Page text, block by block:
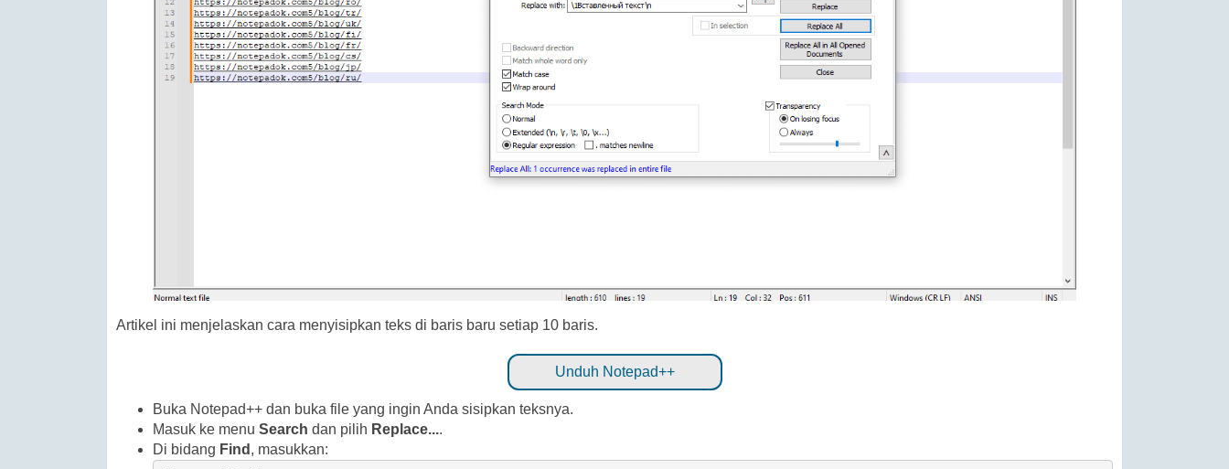
Artikel ini menjelaskan cara menyisipkan teks di baris baru setiap 10 baris.
Unduh Notepad++
Buka Notepad++ dan buka file yang ingin Anda sisipkan teksnya.
Masuk ke menu Search dan pilih Replace....
Di bidang Find , masukkan: